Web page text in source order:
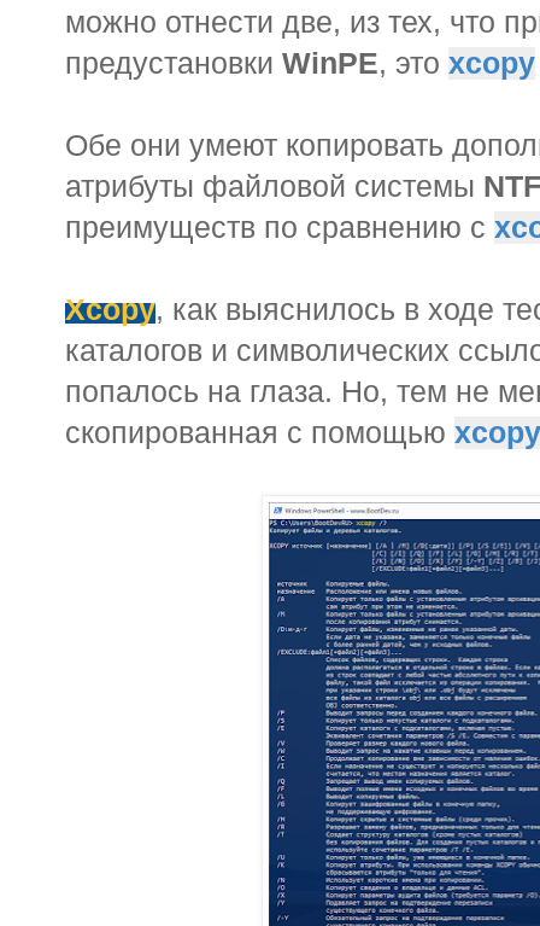
можно отнести две, из тех, что
предустановки WinPE, это xcopy
Обе они умеют копировать
атрибуты файловой системы
преимуществ по сравнению с
Xcopy, как выяснилось в ходе
каталогов и символических
попалось на глаза. Но, тем не
скопированная с помощью xcopy